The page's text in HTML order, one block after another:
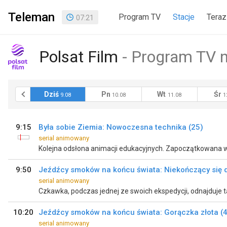
Teleman 07:21 Program TV Stacje
Polsat Film Program TV
8.08 Dziś 9.08 Pn 10.08 Wt 11.08 Śr
9:15 Była sobie Ziemia: Nowoczesna technika (25)
serial animowany
9:50 Jeźdźcy smoków na końcu świata: Niekończący się
serial animowany
10:20 Jeźdźcy smoków na końcu świata: Gorączka złota
serial animowany